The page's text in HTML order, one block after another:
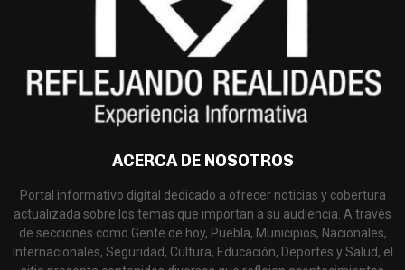
ACERCA DE NOSOTROS
Portal informativo digital dedicado a ofrecer noticias y cobertura
actualizada sobre los temas que importan a su audiencia. A través
de secciones como Gente de hoy, Puebla, Municipios, Nacionales,
Internacionales, Seguridad, Cultura, Educación, Deportes y Salud, el